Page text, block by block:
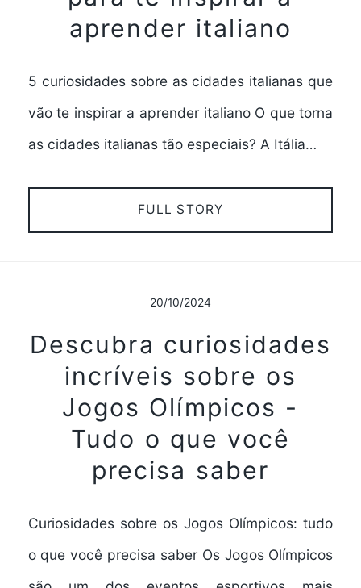
aprender italiano
5 curiosidades sobre as cidades italianas que
vão te inspirar a aprender italiano O que torna
as cidades italianas tão especiais? A Itália…
FULL STORY
20/10/2024
Descubra curiosidades
incríveis sobre os
Jogos Olímpicos -
Tudo o que você
precisa saber
Curiosidades sobre os Jogos Olímpicos: tudo
o que você precisa saber Os Jogos Olímpicos